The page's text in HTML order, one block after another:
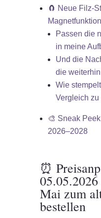
🧲 Neue Filz-
Passen die
in meine
Und die
die
Wie
Vergleich zu
🎨 Sneak
2026–2028
⏰
Mai zum
bestellen